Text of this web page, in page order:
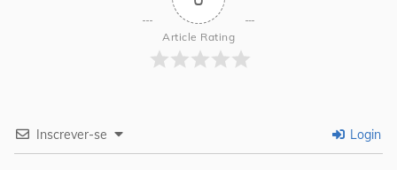
Article Rating
Inscrever-se Login